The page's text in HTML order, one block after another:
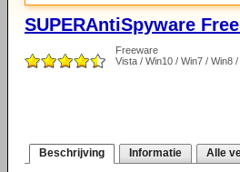
SUPERAntiSpyware
Freeware
Vista / Win10 / Win7 / Win8 /
Beschrijving Informatie Alle